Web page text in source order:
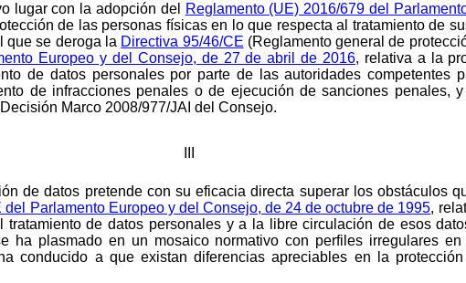
lugar con la adopción del
Reglamento (UE) 2016/679 del
de las personas físicas en lo que respecta al tratamiento de
que se deroga la Directiva 95/46/CE (Reglamento general de
Europeo y del Consejo, de 27 de abril de 2016, relativa a la
de datos personales por parte de las autoridades competentes
de infracciones penales o de ejecución de sanciones penales,
Marco 2008/977/JAI del Consejo.
de datos pretende con su eficacia directa superar los obstáculos
del Parlamento Europeo y del Consejo, de 24 de octubre de 1995,
de datos personales y a la libre circulación de esos
ha plasmado en un mosaico normativo con perfiles irregulares
conducido a que existan diferencias apreciables en la